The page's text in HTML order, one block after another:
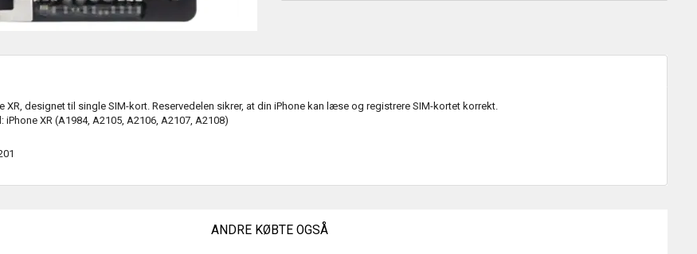
XR, designet til single SIM-kort. Reservedelen sikrer, at din iPhone kan læse og registrere SIM-kortet korrekt.
XR (A1984, A2105, A2106, A2107, A2108)
ANDRE KØBTE OGSÅ